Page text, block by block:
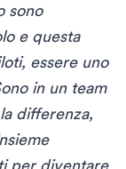
sono
e questa
essere uno
in un team
differenza,
per diventare